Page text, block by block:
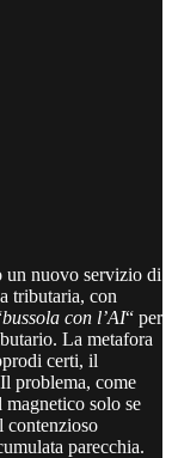
un nuovo servizio di
tributaria, con
bussola con l’AI“ per
La metafora
certi, il
problema, come
solo se
contenzioso
parecchia.